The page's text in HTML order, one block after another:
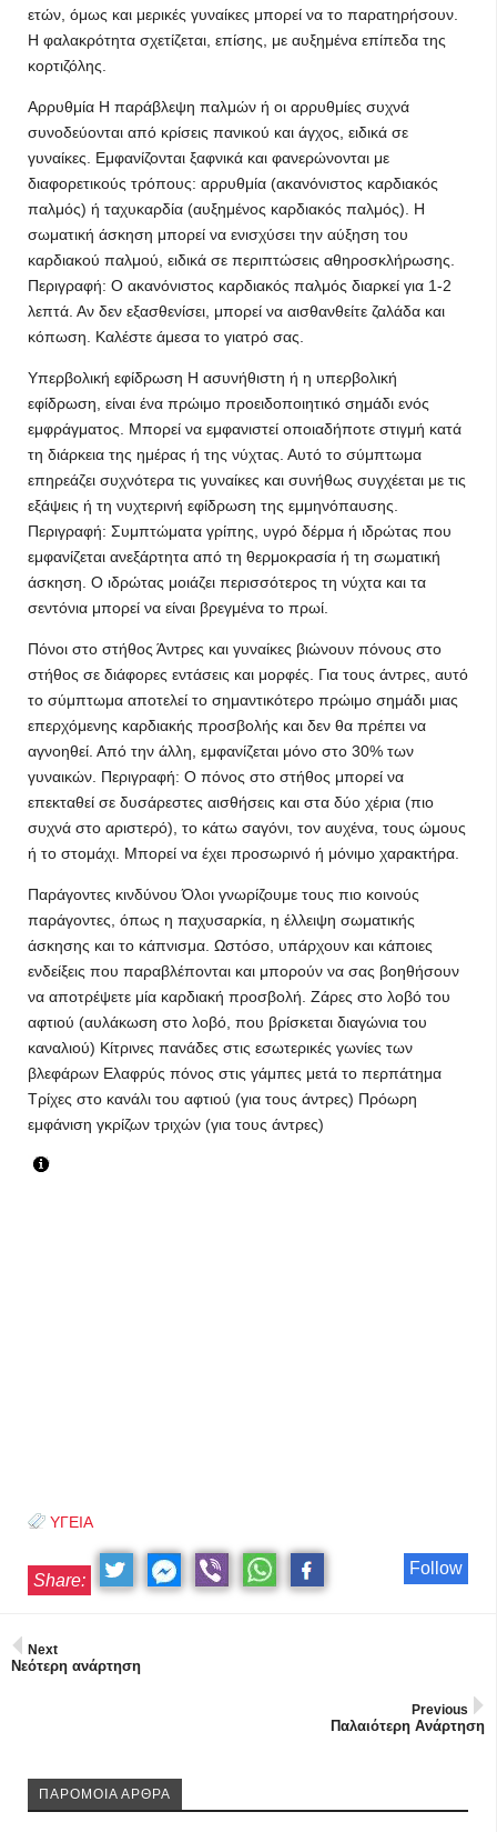
ετών, όμως και μερικές γυναίκες μπορεί να το παρατηρήσουν.
Η φαλακρότητα σχετίζεται, επίσης, με αυξημένα επίπεδα της
κορτιζόλης.
Αρρυθμία Η παράβλεψη παλμών ή οι αρρυθμίες συχνά
συνοδεύονται από κρίσεις πανικού και άγχος, ειδικά σε
γυναίκες. Εμφανίζονται ξαφνικά και φανερώνονται με
διαφορετικούς τρόπους: αρρυθμία (ακανόνιστος καρδιακός
παλμός) ή ταχυκαρδία (αυξημένος καρδιακός παλμός). Η
σωματική άσκηση μπορεί να ενισχύσει την αύξηση του
καρδιακού παλμού, ειδικά σε περιπτώσεις αθηροσκλήρωσης.
Περιγραφή: Ο ακανόνιστος καρδιακός παλμός διαρκεί για 1-2
λεπτά. Αν δεν εξασθενίσει, μπορεί να αισθανθείτε ζαλάδα και
κόπωση. Καλέστε άμεσα το γιατρό σας.
Υπερβολική εφίδρωση Η ασυνήθιστη ή η υπερβολική
εφίδρωση, είναι ένα πρώιμο προειδοποιητικό σημάδι ενός
εμφράγματος. Μπορεί να εμφανιστεί οποιαδήποτε στιγμή κατά
τη διάρκεια της ημέρας ή της νύχτας. Αυτό το σύμπτωμα
επηρεάζει συχνότερα τις γυναίκες και συνήθως συγχέεται με τις
εξάψεις ή τη νυχτερινή εφίδρωση της εμμηνόπαυσης.
Περιγραφή: Συμπτώματα γρίπης, υγρό δέρμα ή ιδρώτας που
εμφανίζεται ανεξάρτητα από τη θερμοκρασία ή τη σωματική
άσκηση. Ο ιδρώτας μοιάζει περισσότερος τη νύχτα και τα
σεντόνια μπορεί να είναι βρεγμένα το πρωί.
Πόνοι στο στήθος Άντρες και γυναίκες βιώνουν πόνους στο
στήθος σε διάφορες εντάσεις και μορφές. Για τους άντρες, αυτό
το σύμπτωμα αποτελεί το σημαντικότερο πρώιμο σημάδι μιας
επερχόμενης καρδιακής προσβολής και δεν θα πρέπει να
αγνοηθεί. Από την άλλη, εμφανίζεται μόνο στο 30% των
γυναικών. Περιγραφή: Ο πόνος στο στήθος μπορεί να
επεκταθεί σε δυσάρεστες αισθήσεις και στα δύο χέρια (πιο
συχνά στο αριστερό), το κάτω σαγόνι, τον αυχένα, τους ώμους
ή το στομάχι. Μπορεί να έχει προσωρινό ή μόνιμο χαρακτήρα.
Παράγοντες κινδύνου Όλοι γνωρίζουμε τους πιο κοινούς
παράγοντες, όπως η παχυσαρκία, η έλλειψη σωματικής
άσκησης και το κάπνισμα. Ωστόσο, υπάρχουν και κάποιες
ενδείξεις που παραβλέπονται και μπορούν να σας βοηθήσουν
να αποτρέψετε μία καρδιακή προσβολή. Ζάρες στο λοβό του
αφτιού (αυλάκωση στο λοβό, που βρίσκεται διαγώνια του
καναλιού) Κίτρινες πανάδες στις εσωτερικές γωνίες των
βλεφάρων Ελαφρύς πόνος στις γάμπες μετά το περπάτημα
Τρίχες στο κανάλι του αφτιού (για τους άντρες) Πρόωρη
εμφάνιση γκρίζων τριχών (για τους άντρες)
ΥΓΕΙΑ
Follow
Share:
Next
Νεότερη ανάρτηση
Previous
Παλαιότερη Ανάρτηση
ΠΑΡΟΜΟΙΑ ΑΡΘΡΑ